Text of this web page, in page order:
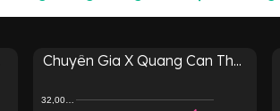
Chuyên Gia X Quang Can Th...
32,00…